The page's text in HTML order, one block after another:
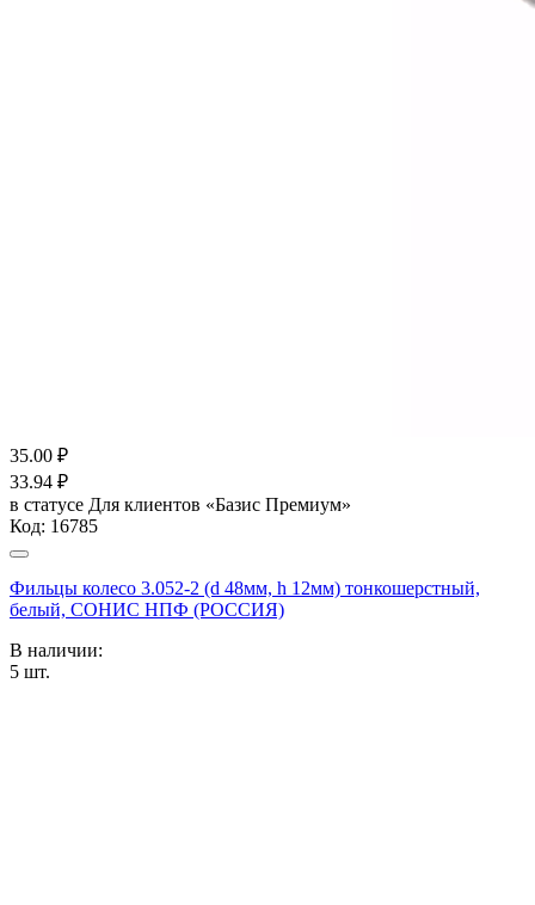
35.00 ₽
33.94 ₽
в статусе Для клиентов «Базис Премиум»
Код: 16785
Фильцы колесо 3.052-2 (d 48мм, h 12мм) тонкошерстный,
белый, СОНИС НПФ (РОССИЯ)
В наличии:
5 шт.